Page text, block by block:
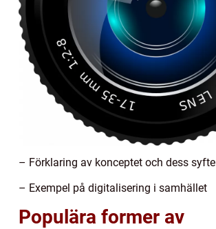
– Förklaring av konceptet och dess syfte
– Exempel på digitalisering i samhället
Populära former av